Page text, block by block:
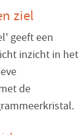
ziel
geeft een
inzicht in het
de